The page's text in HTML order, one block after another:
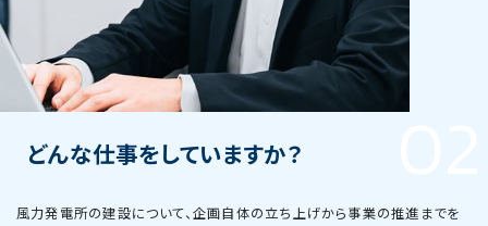
02
どんな仕事をしていますか？
風力発電所の建設について、企画自体の立ち上げから事業の推進までを